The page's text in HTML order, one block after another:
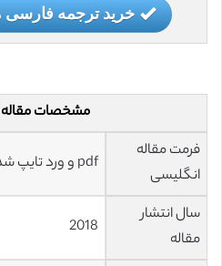
خرید ترجمه فارسی
مشخصات
فرمت مقاله
انگلیسی
pdf و ورد تایپ شده با قابلیت ویرایش
سال انتشار
مقاله
2018